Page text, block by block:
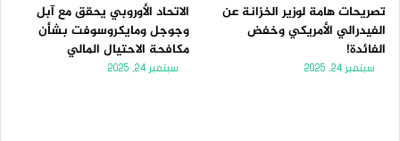
تصريحات هامة لوزير الخزانة عن
الفيدرالي الأمريكي وخفض
الفائدة!
سبتمبر 24, 2025
الاتحاد الأوروبي يحقق مع آبل
وجوجل ومايكروسوفت بشأن
مكافحة الاحتيال المالي
سبتمبر 24, 2025